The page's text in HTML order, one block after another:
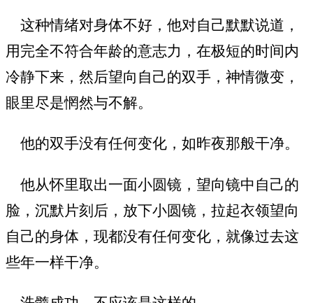
这种情绪对身体不好，他对自己默默说道，
用完全不符合年龄的意志力，在极短的时间内
冷静下来，然后望向自己的双手，神情微变，
眼里尽是惘然与不解。
他的双手没有任何变化，如昨夜那般干净。
他从怀里取出一面小圆镜，望向镜中自己的
脸，沉默片刻后，放下小圆镜，拉起衣领望向
自己的身体，现都没有任何变化，就像过去这
些年一样干净。